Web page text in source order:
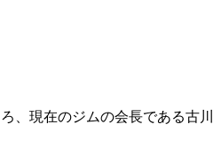
、現在のジムの会長である古川